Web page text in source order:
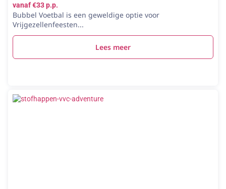
vanaf €33 p.p.
Bubbel Voetbal is een geweldige optie voor
Vrijgezellenfeesten...
Lees meer